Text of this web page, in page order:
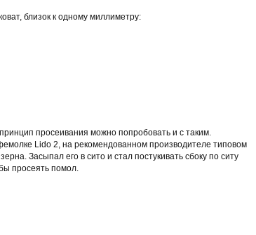
близок к одному миллиметру:
просеивания можно попробовать и с таким.
Lido 2, на рекомендованном производителе типовом
Засыпал его в сито и стал постукивать сбоку по ситу
просеять помол.